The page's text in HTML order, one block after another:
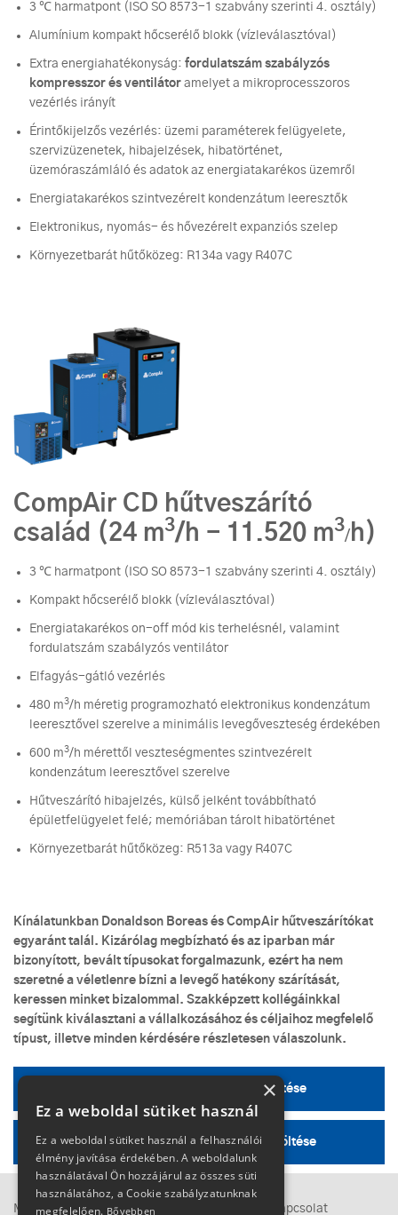
3 ℃ harmatpont (ISO SO 8573-1 szabvány szerinti 4. osztály)
Alumínium kompakt hőcserélő blokk (vízleválasztóval)
Extra energiahatékonyság: fordulatszám szabályzós
kompresszor és ventilátor amelyet a mikroprocesszoros
vezérlés irányít
Érintőkijelzős vezérlés: üzemi paraméterek felügyelete,
szervizüzenetek, hibajelzések, hibatörténet,
üzemóraszámláló és adatok az energiatakarékos üzemről
Energiatakarékos szintvezérelt kondenzátum leeresztők
Elektronikus, nyomás- és hővezérelt expanziós szelep
Környezetbarát hűtőközeg: R134a vagy R407C
CompAir CD hűtveszárító
család (24 m3/h - 11.520 m3
/ h)
3 ℃ harmatpont (ISO SO 8573-1 szabvány szerinti 4. osztály)
Kompakt hőcserélő blokk (vízleválasztóval)
Energiatakarékos on-off mód kis terhelésnél, valamint
fordulatszám szabályzós ventilátor
Elfagyás-gátló vezérlés
480 m3/h méretig programozható elektronikus kondenzátum
leeresztővel szerelve a minimális levegőveszteség érdekében
600 m3/h mérettől veszteségmentes szintvezérelt
kondenzátum leeresztővel szerelve
Hűtveszárító hibajelzés, külső jelként továbbítható
épületfelügyelet felé; memóriában tárolt hibatörténet
Környezetbarát hűtőközeg: R513a vagy R407C
Kínálatunkban Donaldson Boreas és CompAir hűtveszárítókat
egyaránt talál. Kizárólag megbízható és az iparban már
bizonyított, bevált típusokat forgalmazunk, ezért ha nem
szeretné a véletlenre bízni a levegő hatékony szárítását,
keressen minket bizalommal. Szakképzett kollégáinkkal
segítünk kiválasztani a vállalkozásához és céljaihoz megfelelő
típust, illetve minden kérdésére részletesen válaszolunk.
CompAir hűtveszárító műszaki adatok letöltése
Donaldson hűtveszárító műszaki adatok letöltése
Megközelítés Adatkezelési tájékoztató Kapcsolat
×
Ez a weboldal sütiket használ
Ez a weboldal sütiket használ a felhasználói
élmény javítása érdekében. A weboldalunk
használatával Ön hozzájárul az összes süti
használatához, a Cookie szabályzatunknak
megfelelően. Bővebben